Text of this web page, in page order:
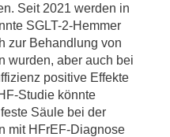
Seit 2021 werden in
SGLT-2-Hemmer
zur Behandlung von
wurden, aber auch bei
positive Effekte
Studie könnte
Säule bei der
mit HFrEF-Diagnose